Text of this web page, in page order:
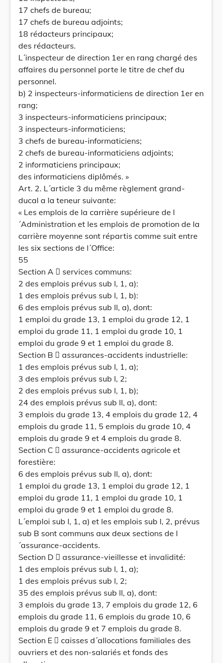
17 chefs de bureau;
17 chefs de bureau adjoints;
18 rédacteurs principaux;
des rédacteurs.
L´inspecteur de direction 1er en rang chargé des
affaires du personnel porte le titre de chef du
personnel.
b) 2 inspecteurs-informaticiens de direction 1er en
rang;
3 inspecteurs-informaticiens principaux;
3 inspecteurs-informaticiens;
3 chefs de bureau-informaticiens;
2 chefs de bureau-informaticiens adjoints;
2 informaticiens principaux;
des informaticiens diplômés. »
Art. 2. L´article 3 du même règlement grand-
ducal a la teneur suivante:
« Les emplois de la carrière supérieure de l
´Administration et les emplois de promotion de la
carrière moyenne sont répartis comme suit entre
les six sections de l´Office:
55
Section A  services communs:
2 des emplois prévus sub I, 1, a):
1 des emplois prévus sub I, 1, b):
6 des emplois prévus sub II, a), dont:
1 emploi du grade 13, 1 emploi du grade 12, 1
emploi du grade 11, 1 emploi du grade 10, 1
emploi du grade 9 et 1 emploi du grade 8.
Section B  assurances-accidents industrielle:
1 des emplois prévus sub I, 1, a);
3 des emplois prévus sub I, 2;
2 des emplois prévus sub I, 1, b);
24 des emplois prévus sub II, a), dont:
3 emplois du grade 13, 4 emplois du grade 12, 4
emplois du grade 11, 5 emplois du grade 10, 4
emplois du grade 9 et 4 emplois du grade 8.
Section C  assurance-accidents agricole et
forestière:
6 des emplois prévus sub II, a), dont:
1 emploi du grade 13, 1 emploi du grade 12, 1
emploi du grade 11, 1 emploi du grade 10, 1
emploi du grade 9 et 1 emploi du grade 8.
L´emploi sub I, 1, a) et les emplois sub I, 2, prévus
sub B sont communs aux deux sections de l
´assurance-accidents.
Section D  assurance-vieillesse et invalidité:
1 des emplois prévus sub I, 1, a);
1 des emplois prévus sub I, 2;
35 des emplois prévus sub II, a), dont:
3 emplois du grade 13, 7 emplois du grade 12, 6
emplois du grade 11, 6 emplois du grade 10, 6
emplois du grade 9 et 7 emplois du grade 8.
Section E  caisses d´allocations familiales des
ouvriers et des non-salariés et fonds des